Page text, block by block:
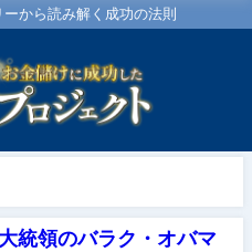
から読み解く成功の法則
統領のバラク・オバマ